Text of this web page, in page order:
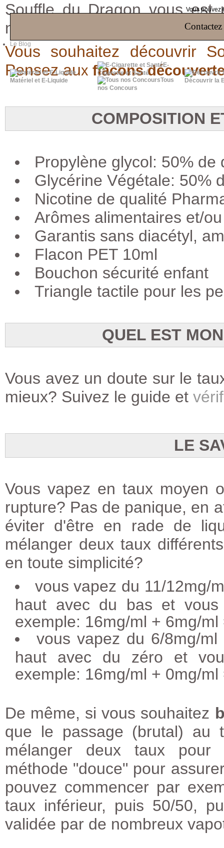
Vous pouvez
Le Blog
Matériel et E-Liquide
E-
Cigarette et Santé
Tous
nos Concours
Découvrir la
Souffle du Dragonvous est
nicotine et en flacon PET
Vous souhaitez découvrir
Pensez aux flacons
COMPOSITION
Propylène glycol: 50%
Glycérine Végétale: 50%
Nicotine de qualité
Arômes alimentaires et/
Garantis sans diacétyl,
Flacon PET 10ml
Bouchon sécurité enfant
Triangle tactile pour les
QUEL EST
Vous avez un doute sur le
mieux? Suivez le guide et
LE
Vous vapez en taux moyen
rupture? Pas de panique, en
éviter d'être en rade de
mélanger deux taux
en toute simplicité?
vous vapez du 11/12mg/
haut avec du bas et vous
exemple: 16mg/ml + 6mg/
vous vapez du 6/8mg/
haut avec du zéro et
exemple: 16mg/ml + 0mg/
De même, si vous souhaitez
que le passage (brutal) au
mélanger deux taux pour
méthode "douce" pour
pouvez commencer par
taux inférieur, puis 50/50,
validée par de nombreux